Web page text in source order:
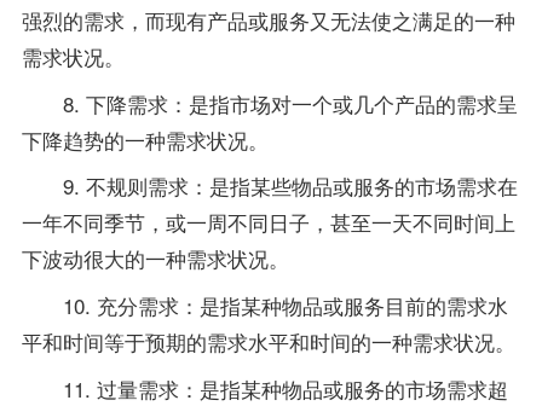
强烈的需求，而现有产品或服务又无法使之满足的一种
需求状况。
8. 下降需求：是指市场对一个或几个产品的需求呈
下降趋势的一种需求状况。
9. 不规则需求：是指某些物品或服务的市场需求在
一年不同季节，或一周不同日子，甚至一天不同时间上
下波动很大的一种需求状况。
10. 充分需求：是指某种物品或服务目前的需求水
平和时间等于预期的需求水平和时间的一种需求状况。
11. 过量需求：是指某种物品或服务的市场需求超